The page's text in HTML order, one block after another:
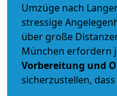
Umzüge nach
stressige
über große
München erfordern
Vorbereitung und
sicherzustellen, dass